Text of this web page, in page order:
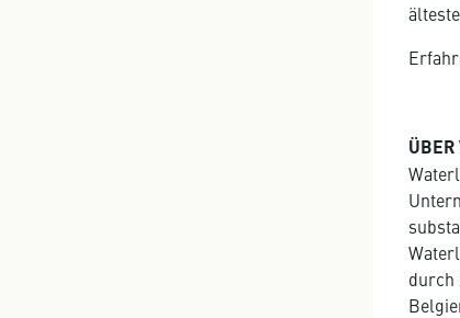
ÜBER
durch